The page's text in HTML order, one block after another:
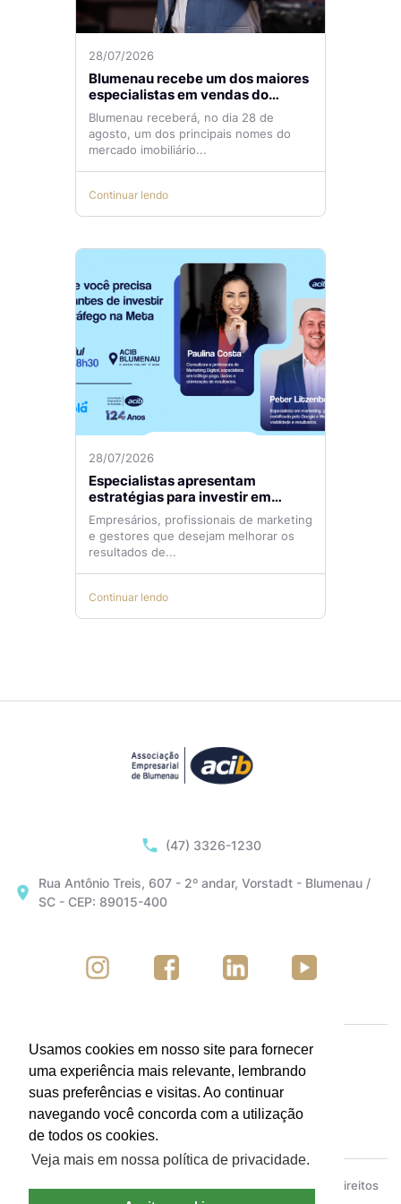
28/07/2026
Blumenau recebe um dos maiores
especialistas em vendas do
mercado imobiliário
Blumenau receberá, no dia 28 de
agosto, um dos principais nomes do
mercado imobiliário...
Continuar lendo
28/07/2026
Especialistas apresentam
estratégias para investir em
tráfego pago com mais eficiência
Empresários, profissionais de marketing
e gestores que desejam melhorar os
resultados de...
Continuar lendo
(47) 3326-1230
Rua Antônio Treis, 607 - 2º andar, Vorstadt - Blumenau /
SC - CEP: 89015-400
ACIB - Associação Empresarial de Blumenau © Todos os direitos
Usamos cookies em nosso site para fornecer
uma experiência mais relevante, lembrando
suas preferências e visitas. Ao continuar
navegando você concorda com a utilização
de todos os cookies.
Veja mais em nossa política de privacidade.